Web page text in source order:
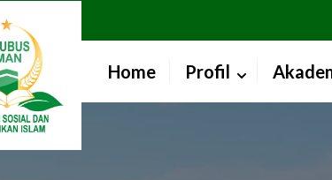
Home Profil